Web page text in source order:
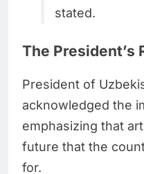
stated.
The President’s
President of
acknowledged the
emphasizing that
future that the
for.